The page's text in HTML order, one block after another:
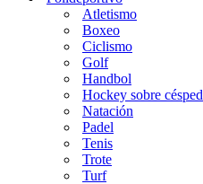
Atletismo
Boxeo
Ciclismo
Golf
Handbol
Hockey sobre césped
Natación
Padel
Tenis
Trote
Turf